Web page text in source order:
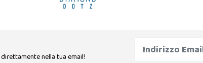
direttamente nella tua email!